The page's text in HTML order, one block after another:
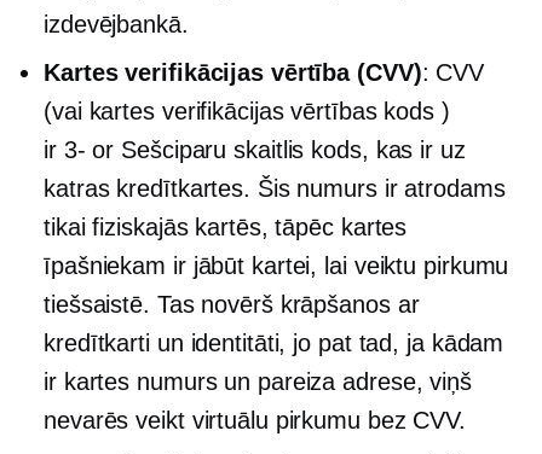
izdevējbankā.
Kartes verifikācijas vērtība (CVV): CVV
(vai kartes verifikācijas vērtības kods )
ir 3- or Sešciparu skaitlis kods, kas ir uz
katras kredītkartes. Šis numurs ir atrodams
tikai fiziskajās kartēs, tāpēc kartes
īpašniekam ir jābūt kartei, lai veiktu pirkumu
tiešsaistē. Tas novērš krāpšanos ar
kredītkarti un identitāti, jo pat tad, ja kādam
ir kartes numurs un pareiza adrese, viņš
nevarēs veikt virtuālu pirkumu bez CVV.